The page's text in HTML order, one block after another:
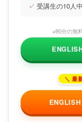
✓ 受講生の10人
※90分の無